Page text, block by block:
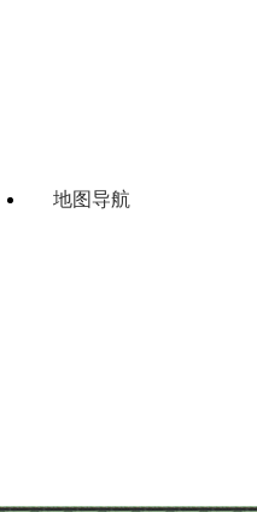
地图导航